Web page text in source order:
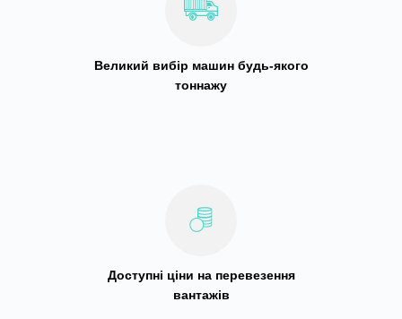
Великий вибір машин будь-якого
тоннажу
Доступні ціни на перевезення
вантажів